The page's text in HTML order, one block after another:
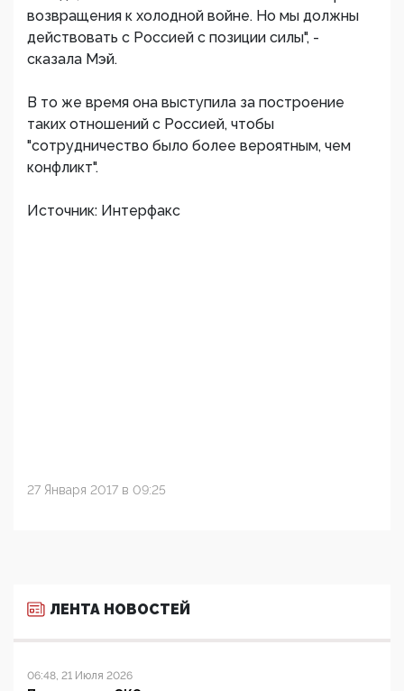
возвращения к холодной войне. Но мы должны
действовать с Россией с позиции силы", -
сказала Мэй.
В то же время она выступила за построение
таких отношений с Россией, чтобы
"сотрудничество было более вероятным, чем
конфликт".
Источник: Интерфакс
27 Января 2017 в 09:25
ЛЕНТА НОВОСТЕЙ
06:48, 21 Июля 2026